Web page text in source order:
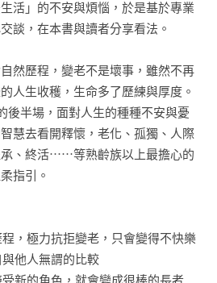
活」的不安與煩惱，於是基於專業
談，在本書與讀者分享看法。
然歷程，變老不是壞事，雖然不再
人生收穫，生命多了歷練與厚度。
後半場，面對人生的種種不安與憂
慧去看開釋懷，老化、孤獨、人際
承、終活⋯⋯等熟齡族以上最擔心的
指引。